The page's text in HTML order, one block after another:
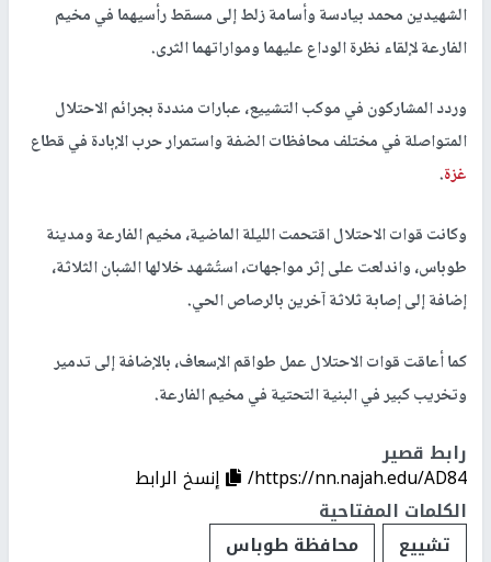
الشهيدين محمد بيادسة وأسامة زلط إلى مسقط رأسيهما في مخيم
الفارعة لإلقاء نظرة الوداع عليهما ومواراتهما الثرى.
وردد المشاركون في موكب التشييع، عبارات منددة بجرائم الاحتلال
المتواصلة في مختلف محافظات الضفة واستمرار حرب الإبادة في قطاع
غزة.
وكانت قوات الاحتلال اقتحمت الليلة الماضية، مخيم الفارعة ومدينة
طوباس، واندلعت على إثر مواجهات، استُشهد خلالها الشبان الثلاثة،
إضافة إلى إصابة ثلاثة آخرين بالرصاص الحي.
كما أعاقت قوات الاحتلال عمل طواقم الإسعاف، بالإضافة إلى تدمير
وتخريب كبير في البنية التحتية في مخيم الفارعة.
رابط قصير
https://nn.najah.edu/AD84/
إنسخ الرابط
الكلمات المفتاحية
تشييع
محافظة طوباس